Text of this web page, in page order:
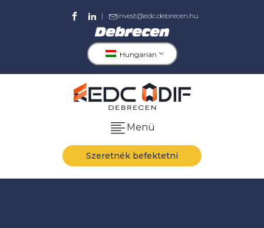
| invest@edc.debrecen.hu
Hungarian
Menü
Szeretnék befektetni